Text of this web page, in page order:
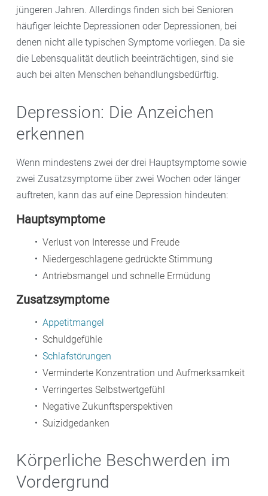
jüngeren Jahren. Allerdings finden sich bei Senioren
häufiger leichte Depressionen oder Depressionen, bei
denen nicht alle typischen Symptome vorliegen. Da sie
die Lebensqualität deutlich beeinträchtigen, sind sie
auch bei alten Menschen behandlungsbedürftig.
Depression: Die Anzeichen
erkennen
Wenn mindestens zwei der drei Hauptsymptome sowie
zwei Zusatzsymptome über zwei Wochen oder länger
auftreten, kann das auf eine Depression hindeuten:
Hauptsymptome
Verlust von Interesse und Freude
Niedergeschlagene gedrückte Stimmung
Antriebsmangel und schnelle Ermüdung
Zusatzsymptome
Appetitmangel
Schuldgefühle
Schlafstörungen
Verminderte Konzentration und Aufmerksamkeit
Verringertes Selbstwertgefühl
Negative Zukunftsperspektiven
Suizidgedanken
Körperliche Beschwerden im
Vordergrund